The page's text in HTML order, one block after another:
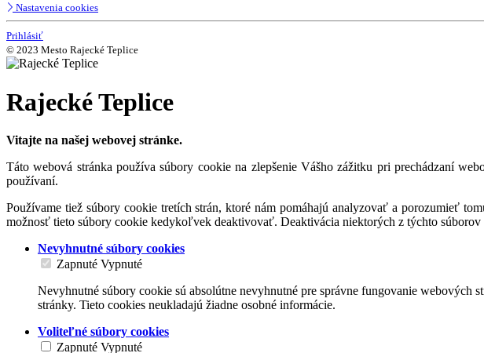
Nastavenia cookies
Prihlásiť
© 2023 Mesto Rajecké Teplice
Rajecké Teplice
Vitajte na našej webovej stránke.
Táto webová stránka používa súbory cookie na zlepšenie Vášho zážitku pri prechádzaní
používaní.
Používame tiež súbory cookie tretích strán, ktoré nám pomáhajú analyzovať a porozumieť
možnosť tieto súbory cookie kedykoľvek deaktivovať. Deaktivácia niektorých z týchto
Nevyhnutné súbory cookies
Zapnuté Vypnuté
Nevyhnutné súbory cookie sú absolútne nevyhnutné pre správne fungovanie
stránky. Tieto cookies neukladajú žiadne osobné informácie.
Voliteľné súbory cookies
Zapnuté Vypnuté